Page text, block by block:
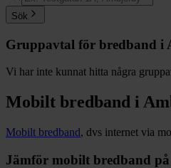
Sök
Gruppavtal för bredband i
Vi har inte kunnat hitta några
Mobilt bredband i
Mobilt bredband, dvs internet via
Jämför mobilt bredband på